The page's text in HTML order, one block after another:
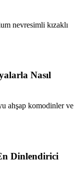
nevresimli kızaklı
Nasıl
ahşap komodinler ve
Dinlendirici